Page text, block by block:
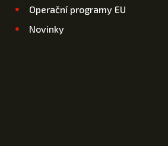
Operační programy EU
Novinky